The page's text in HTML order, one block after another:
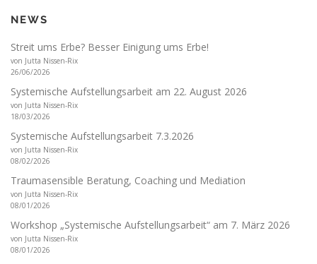
NEWS
Streit ums Erbe? Besser Einigung ums Erbe!
von Jutta Nissen-Rix
26/06/2026
Systemische Aufstellungsarbeit am 22. August 2026
von Jutta Nissen-Rix
18/03/2026
Systemische Aufstellungsarbeit 7.3.2026
von Jutta Nissen-Rix
08/02/2026
Traumasensible Beratung, Coaching und Mediation
von Jutta Nissen-Rix
08/01/2026
Workshop „Systemische Aufstellungsarbeit“ am 7. März 2026
von Jutta Nissen-Rix
08/01/2026